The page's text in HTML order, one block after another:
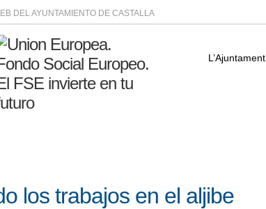
DEL AYUNTAMIENTO DE CASTALLA
L’Ajuntament
los trabajos en el aljibe